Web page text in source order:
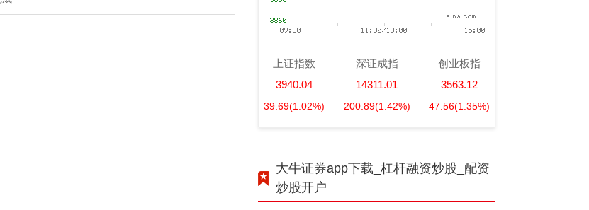
上证指数
3940.04
39.69(1.02%)
深证成指
14311.01
200.89(1.42%)
创业板指
3563.12
47.56(1.35%)
大牛证券app下载_杠杆融资炒股_配资
炒股开户